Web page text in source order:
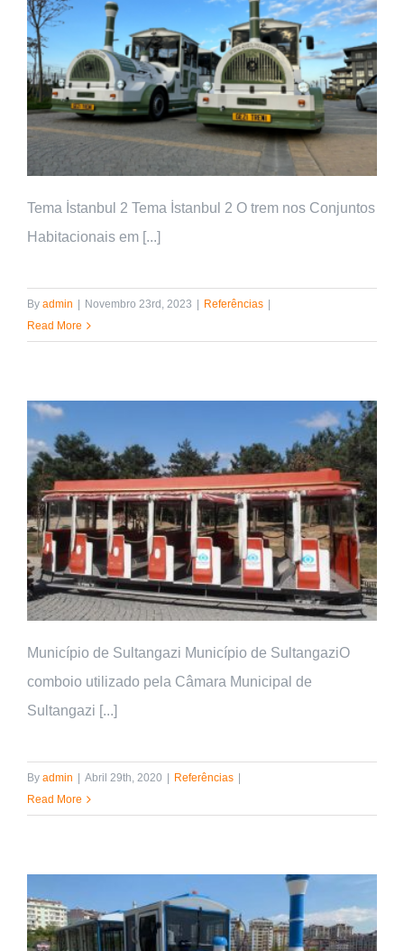
Tema İstanbul 2 Tema İstanbul 2 O trem nos Conjuntos
Habitacionais em [...]
By admin | Novembro 23rd, 2023 | Referências |
Read More
Município de Sultangazi Município de SultangaziO
comboio utilizado pela Câmara Municipal de
Sultangazi [...]
By admin Abril 29th, 2020 Referências
Read More